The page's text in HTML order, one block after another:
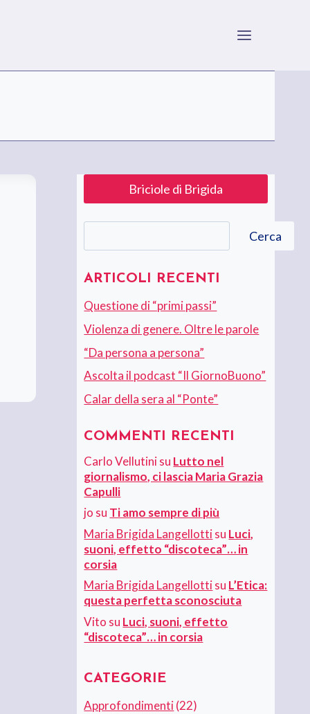
Briciole di Brigida
Cerca
ARTICOLI RECENTI
Questione di “primi passi”
Violenza di genere. Oltre le parole
“Da persona a persona”
Ascolta il podcast “Il GiornoBuono”
Calar della sera al “Ponte”
COMMENTI RECENTI
Carlo Vellutinisu Lutto nel
giornalismo, ci lascia Maria Grazia
Capulli
jo su Ti amo sempre di più
Maria Brigida Langellottisu Luci,
suoni, effetto “discoteca”… in
corsia
Maria Brigida Langellottisu L’Etica:
questa perfetta sconosciuta
Vito su Luci, suoni, effetto
“discoteca”… in corsia
CATEGORIE
Approfondimenti(22)